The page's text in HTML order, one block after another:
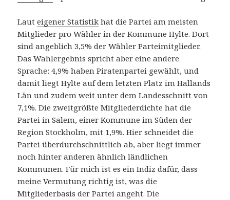
Lauteigener Statistik hat die Partei am meisten
Mitglieder pro Wähler in der Kommune Hylte. Dort
sind angeblich 3,5% der Wähler Parteimitglieder.
Das Wahlergebnis spricht aber eine andere
Sprache: 4,9% haben Piratenpartei gewählt, und
damit liegt Hylte auf dem letzten Platz im Hallands
Län und zudem weit unter dem Landesschnitt von
7,1%. Die zweitgrößte Mitgliederdichte hat die
Partei in Salem, einer Kommune im Süden der
Region Stockholm, mit 1,9%. Hier schneidet die
Partei überdurchschnittlich ab, aber liegt immer
noch hinter anderen ähnlich ländlichen
Kommunen. Für mich ist es ein Indiz dafür, dass
meine Vermutung richtig ist, was die
Mitgliederbasis der Partei angeht. Die